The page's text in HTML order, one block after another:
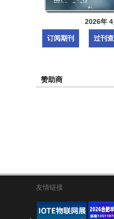
2026年 4
订阅期刊 过刊
赞助商
友情链接